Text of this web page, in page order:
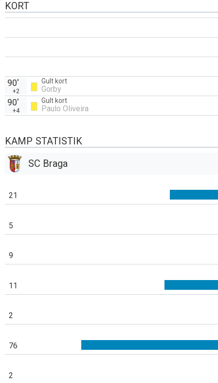
KORT
Gult kort
Gorby
90'
+2
Gult kort
Paulo Oliveira
90'
+4
KAMP STATISTIK
SC Braga
21
5
9
11
2
76
2